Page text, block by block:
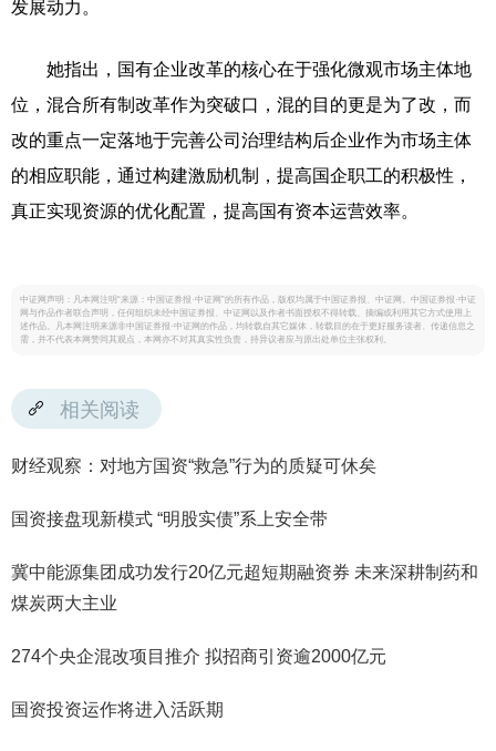
发展动力。
她指出，国有企业改革的核心在于强化微观市场主体地
位，混合所有制改革作为突破口，混的目的更是为了改，而
改的重点一定落地于完善公司治理结构后企业作为市场主体
的相应职能，通过构建激励机制，提高国企职工的积极性，
真正实现资源的优化配置，提高国有资本运营效率。
中证网声明：凡本网注明“来源：中国证券报·中证网”的所有作品，版权均属于中国证券报、中证网。中国证券报·中证
网与作品作者联合声明，任何组织未经中国证券报、中证网以及作者书面授权不得转载、摘编或利用其它方式使用上
述作品。凡本网注明来源非中国证券报·中证网的作品，均转载自其它媒体，转载目的在于更好服务读者、传递信息之
需，并不代表本网赞同其观点，本网亦不对其真实性负责，持异议者应与原出处单位主张权利。
相关阅读
财经观察：对地方国资“救急”行为的质疑可休矣
国资接盘现新模式 “明股实债”系上安全带
冀中能源集团成功发行20亿元超短期融资券 未来深耕制药和
煤炭两大主业
274个央企混改项目推介 拟招商引资逾2000亿元
国资投资运作将进入活跃期